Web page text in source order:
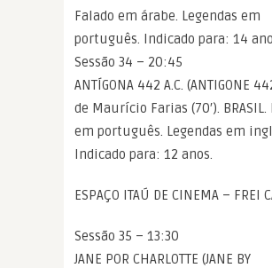
Falado em árabe. Legendas em
português. Indicado para: 14
Sessão 34 – 20:45
ANTÍGONA 442 A.C. (ANTIGONE
de Maurício Farias (70′). BRASIL.
em português. Legendas em
Indicado para: 12 anos.
ESPAÇO ITAÚ DE CINEMA – FREI
Sessão 35 – 13:30
JANE POR CHARLOTTE (JANE BY